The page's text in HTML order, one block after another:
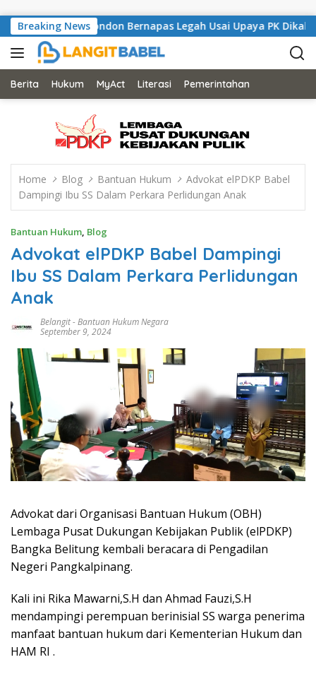
Breaking News
Asal London Bernapas Legah Usai Upaya PK Dikabulkan
Berita Hukum MyAct Literasi Pemerintahan
Home Blog Bantuan Hukum
Advokat elPDKP Babel
Dampingi Ibu SS Dalam Perkara Perlidungan Anak
Bantuan Hukum, Blog
Advokat elPDKP Babel Dampingi
Ibu SS Dalam Perkara Perlidungan
Anak
Belangit-Bantuan Hukum Negara
September 9, 2024
Advokat dari Organisasi Bantuan Hukum (OBH)
Lembaga Pusat Dukungan Kebijakan Publik (elPDKP)
Bangka Belitung kembali beracara di Pengadilan
Negeri Pangkalpinang.
Kali ini Rika Mawarni,S.H dan Ahmad Fauzi,S.H
mendampingi perempuan berinisial SS warga penerima
manfaat bantuan hukum dari Kementerian Hukum dan
HAM RI .